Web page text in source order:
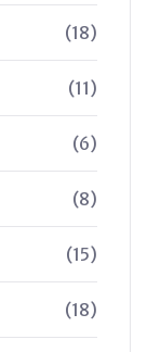
(18)
(11)
(6)
(8)
(15)
(18)